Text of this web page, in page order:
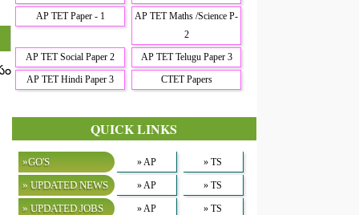
AP TET Paper - 1
AP TET Maths /Science P-
2
AP TET Social Paper 2
AP TET Telugu Paper 3
AP TET Hindi Paper 3
CTET Papers
QUICK LINKS
»GO'S » AP » TS
» UPDATED NEWS » AP » TS
» UPDATED JOBS » AP » TS